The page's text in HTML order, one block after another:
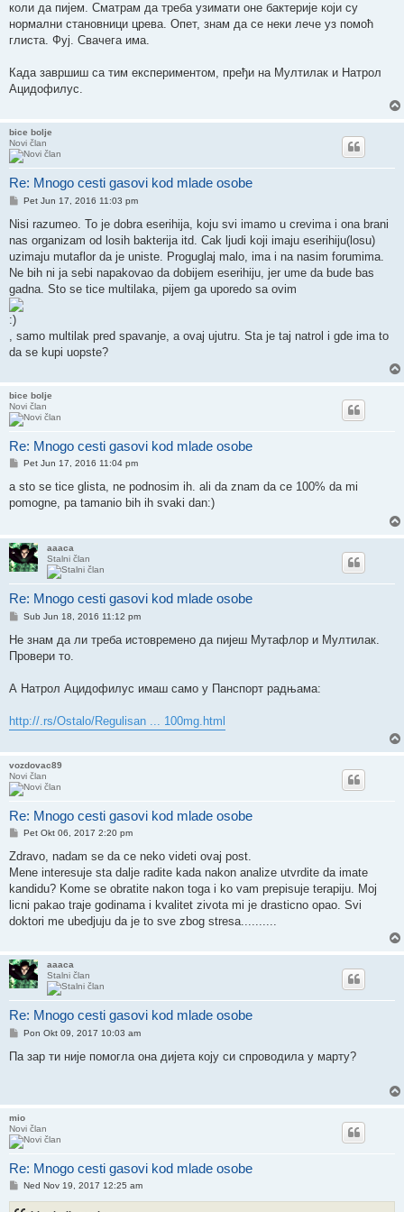
коли да пијем. Сматрам да треба узимати оне бактерије који су
нормални становници црева. Опет, знам да се неки лече уз помоћ
глиста. Фуј. Свачега има.
Када завршиш са тим експериментом, пређи на Мултилак и Натрол
Ацидофилус.
bice bolje
Novi član
Re: Mnogo cesti gasovi kod mlade osobe
Post
Pet Jun 17, 2016 11:03 pm
Nisi razumeo. To je dobra eserihija, koju svi imamo u crevima i ona brani
nas organizam od losih bakterija itd. Cak ljudi koji imaju eserihiju(losu)
uzimaju mutaflor da je uniste. Proguglaj malo, ima i na nasim forumima.
Ne bih ni ja sebi napakovao da dobijem eserihiju, jer ume da bude bas
gadna. Sto se tice multilaka, pijem ga uporedo sa ovim
, samo multilak pred spavanje, a ovaj ujutru. Sta je taj natrol i gde ima to
da se kupi uopste?
bice bolje
Novi član
Re: Mnogo cesti gasovi kod mlade osobe
Post
Pet Jun 17, 2016 11:04 pm
a sto se tice glista, ne podnosim ih. ali da znam da ce 100% da mi
pomogne, pa tamanio bih ih svaki dan:)
aaaca
Stalni član
Re: Mnogo cesti gasovi kod mlade osobe
Post
Sub Jun 18, 2016 11:12 pm
Не знам да ли треба истовремено да пијеш Мутафлор и Мултилак.
Провери то.
А Натрол Ацидофилус имаш само у Панспорт радњама:
http://.rs/Ostalo/Regulisan ... 100mg.html
vozdovac89
Novi član
Re: Mnogo cesti gasovi kod mlade osobe
Post
Pet Okt 06, 2017 2:20 pm
Zdravo, nadam se da ce neko videti ovaj post.
Mene interesuje sta dalje radite kada nakon analize utvrdite da imate
kandidu? Kome se obratite nakon toga i ko vam prepisuje terapiju. Moj
licni pakao traje godinama i kvalitet zivota mi je drasticno opao. Svi
doktori me ubedjuju da je to sve zbog stresa..........
aaaca
Stalni član
Re: Mnogo cesti gasovi kod mlade osobe
Post
Pon Okt 09, 2017 10:03 am
Па зар ти није помогла она дијета коју си спроводила у марту?
mio
Novi član
Re: Mnogo cesti gasovi kod mlade osobe
Post
Ned Nov 19, 2017 12:25 am